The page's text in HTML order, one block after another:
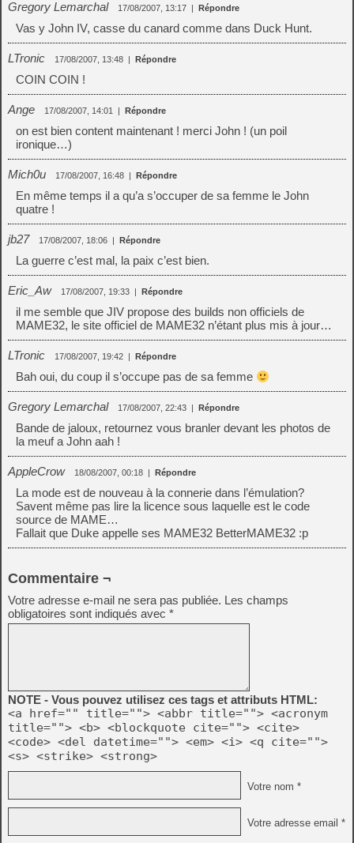
Gregory Lemarchal 17/08/2007, 13:17 | Répondre
Vas y John IV, casse du canard comme dans Duck Hunt.
LTronic 17/08/2007, 13:48 | Répondre
COIN COIN !
Ange 17/08/2007, 14:01 | Répondre
on est bien content maintenant ! merci John ! (un poil
ironique…)
Mich0u 17/08/2007, 16:48 | Répondre
En même temps il a qu’a s’occuper de sa femme le John
quatre !
jb27 17/08/2007, 18:06 | Répondre
La guerre c’est mal, la paix c’est bien.
Eric_Aw 17/08/2007, 19:33 | Répondre
il me semble que JIV propose des builds non officiels de
MAME32, le site officiel de MAME32 n’étant plus mis à jour…
LTronic 17/08/2007, 19:42 | Répondre
Bah oui, du coup il s’occupe pas de sa femme
Gregory Lemarchal 17/08/2007, 22:43 | Répondre
Bande de jaloux, retournez vous branler devant les photos de
la meuf a John aah !
AppleCrow 18/08/2007, 00:18 | Répondre
La mode est de nouveau à la connerie dans l’émulation?
Savent même pas lire la licence sous laquelle est le code
source de MAME…
Fallait que Duke appelle ses MAME32 BetterMAME32 :p
Commentaire ¬
Votre adresse e-mail ne sera pas publiée. Les champs
obligatoires sont indiqués avec *
NOTE - Vous pouvez utilisez ces tags et attributs HTML:
<a href="" title=""> <abbr title=""> <acronym
title=""> <b> <blockquote cite=""> <cite>
<code> <del datetime=""> <em> <i> <q cite="">
<s> <strike> <strong>
Votre nom *
Votre adresse email *